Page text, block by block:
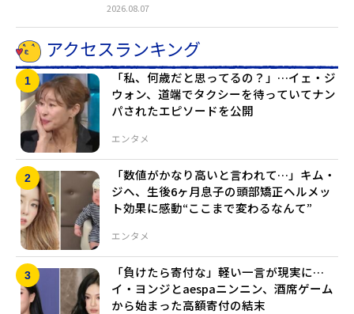
2026.08.07
アクセスランキング
エンタメ
「私、何歳だと思ってるの？」…イェ・ジ
ウォン、道端でタクシーを待っていてナン
パされたエピソードを公開
エンタメ
「数値がかなり高いと言われて…」キム・
ジヘ、生後6ヶ月息子の頭部矯正ヘルメッ
ト効果に感動“ここまで変わるなんて”
「負けたら寄付な」軽い一言が現実に…
イ・ヨンジとaespaニンニン、酒席ゲーム
から始まった高額寄付の結末